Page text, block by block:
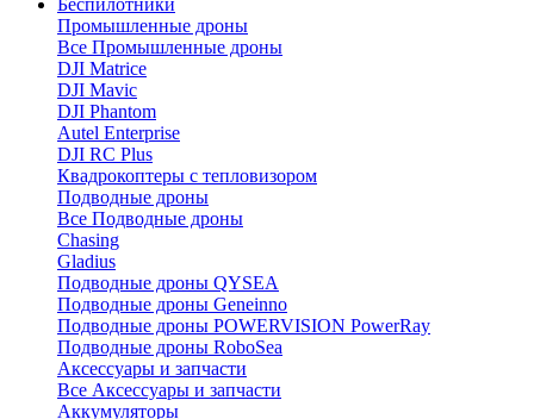
Беспилотники
Промышленные дроны
Все Промышленные дроны
DJI Matrice
DJI Mavic
DJI Phantom
Autel Enterprise
DJI RC Plus
Квадрокоптеры с тепловизором
Подводные дроны
Все Подводные дроны
Chasing
Gladius
Подводные дроны QYSEA
Подводные дроны Geneinno
Подводные дроны POWERVISION PowerRay
Подводные дроны RoboSea
Аксессуары и запчасти
Все Аксессуары и запчасти
Аккумуляторы